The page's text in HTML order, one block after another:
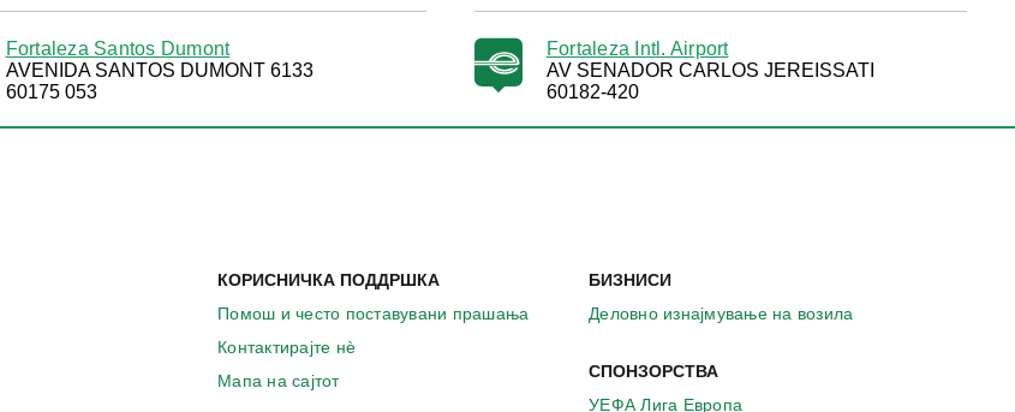
Fortaleza Santos Dumont
AVENIDA SANTOS DUMONT 6133
60175 053
Fortaleza Intl. Airport
AV SENADOR CARLOS JEREISSATI
60182-420
КОРИСНИЧКА ПОДДРШКА
Помош и често поставувани прашања
Контактирајте нѐ
Мапа на сајтот
БИЗНИСИ
Деловно изнајмување на возила
СПОНЗОРСТВА
УЕФА Лига Европа